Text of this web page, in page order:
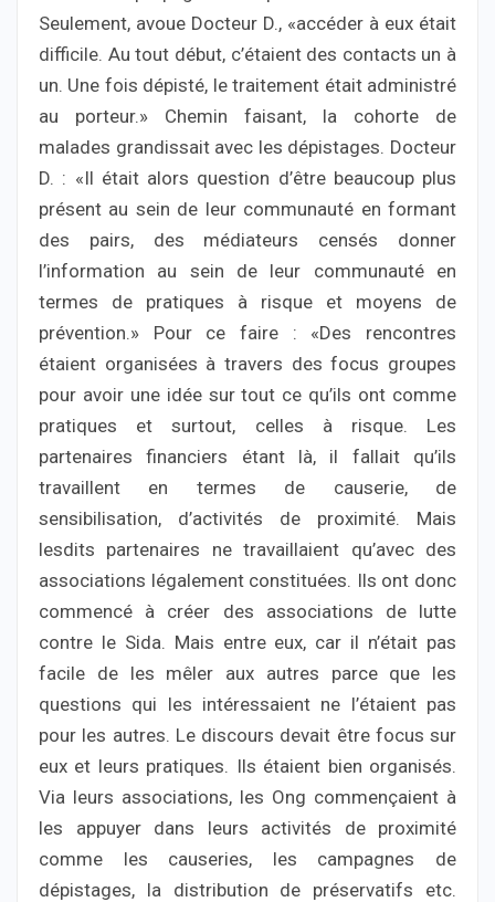
Seulement, avoue Docteur D., «accéder à eux était
difficile. Au tout début, c’étaient des contacts un à
un. Une fois dépisté, le traitement était administré
au porteur.» Chemin faisant, la cohorte de
malades grandissait avec les dépistages. Docteur
D. : «Il était alors question d’être beaucoup plus
présent au sein de leur communauté en formant
des pairs, des médiateurs censés donner
l’information au sein de leur communauté en
termes de pratiques à risque et moyens de
prévention.» Pour ce faire : «Des rencontres
étaient organisées à travers des focus groupes
pour avoir une idée sur tout ce qu’ils ont comme
pratiques et surtout, celles à risque. Les
partenaires financiers étant là, il fallait qu’ils
travaillent en termes de causerie, de
sensibilisation, d’activités de proximité. Mais
lesdits partenaires ne travaillaient qu’avec des
associations légalement constituées. Ils ont donc
commencé à créer des associations de lutte
contre le Sida. Mais entre eux, car il n’était pas
facile de les mêler aux autres parce que les
questions qui les intéressaient ne l’étaient pas
pour les autres. Le discours devait être focus sur
eux et leurs pratiques. Ils étaient bien organisés.
Via leurs associations, les Ong commençaient à
les appuyer dans leurs activités de proximité
comme les causeries, les campagnes de
dépistages, la distribution de préservatifs etc.